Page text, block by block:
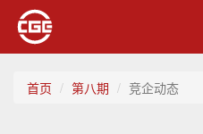
首页 第八期 竞企动态